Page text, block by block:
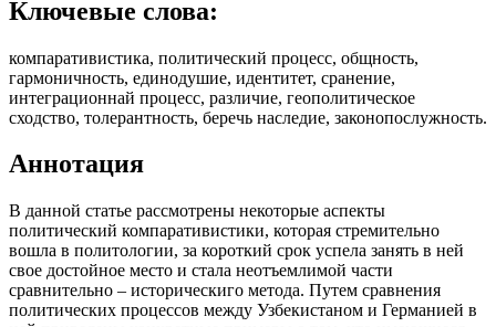
Ключевые слова:
компаративистика, политический процесс, общность,
гармоничность, единодушие, идентитет, сранение,
интеграционнай процесс, различие, геополитическое
сходство, толерантность, беречь наследие, законопослужность.
Аннотация
В данной статье рассмотрены некоторые аспекты
политический компаративистики, которая стремительно
вошла в политологии, за короткий срок успела занять в ней
свое достойное место и стала неотъемлимой части
сравнительно – историческиго метода. Путем сравнения
политических процессов между Узбекистаном и Германией в